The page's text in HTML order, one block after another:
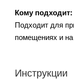
Кому подходит:
Подходит для
помещениях и на
Инструкции